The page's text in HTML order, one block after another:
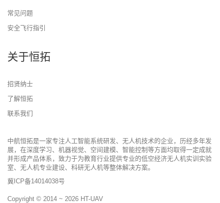
常见问题
安全飞行指引
关于恒拓
招贤纳士
了解恒拓
联系我们
中航恒拓是一家专注人工智能系统研发、无人机技术的企业，历经多年发
展，在深度学习、机器视觉、空间建模、智能控制等方面均取得一定成就
并形成产品体系，致力于为教育行业提供专业的低空经济无人机实训实验
室、无人机专业建设、科研无人机等整体解决方案。
冀ICP备14014038号
Copyright © 2014 ~ 2026 HT-UAV